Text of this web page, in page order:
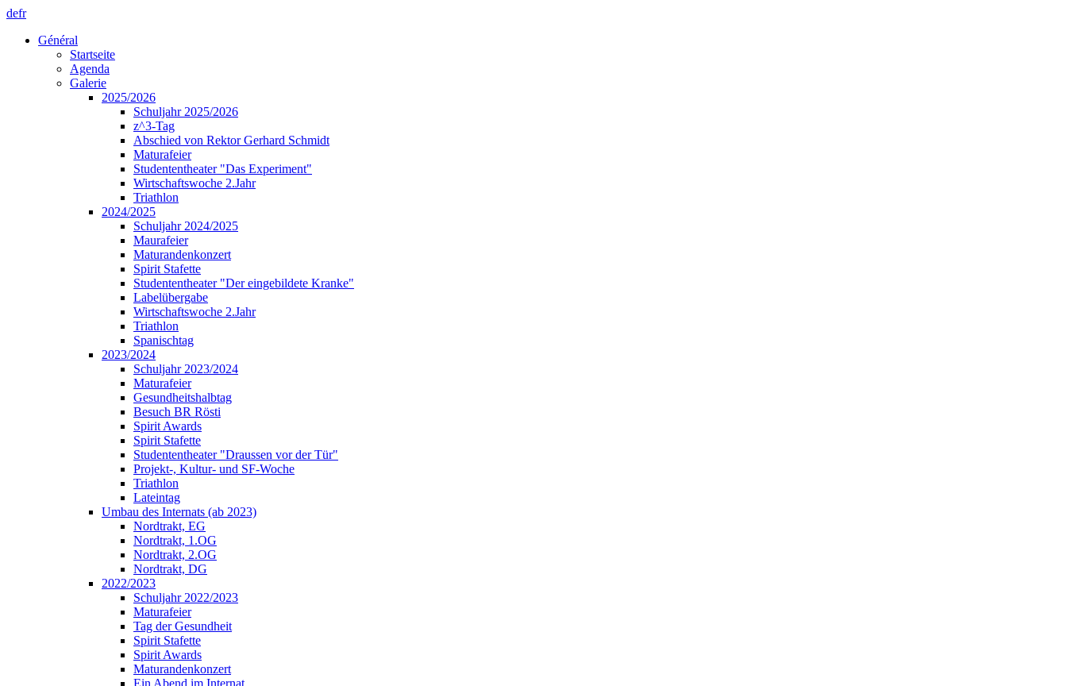
defr
Général
Startseite
Agenda
Galerie
2025/2026
Schuljahr 2025/2026
z^3-Tag
Abschied von Rektor Gerhard Schmidt
Maturafeier
Studententheater "Das Experiment"
Wirtschaftswoche 2.Jahr
Triathlon
2024/2025
Schuljahr 2024/2025
Maurafeier
Maturandenkonzert
Spirit Stafette
Studententheater "Der eingebildete Kranke"
Labelübergabe
Wirtschaftswoche 2.Jahr
Triathlon
Spanischtag
2023/2024
Schuljahr 2023/2024
Maturafeier
Gesundheitshalbtag
Besuch BR Rösti
Spirit Awards
Spirit Stafette
Studententheater "Draussen vor der Tür"
Projekt-, Kultur- und SF-Woche
Triathlon
Lateintag
Umbau des Internats (ab 2023)
Nordtrakt, EG
Nordtrakt, 1.OG
Nordtrakt, 2.OG
Nordtrakt, DG
2022/2023
Schuljahr 2022/2023
Maturafeier
Tag der Gesundheit
Spirit Stafette
Spirit Awards
Maturandenkonzert
Ein Abend im Internat